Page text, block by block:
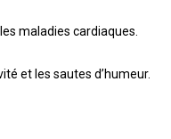
maladies cardiaques.
et les sautes d’humeur.